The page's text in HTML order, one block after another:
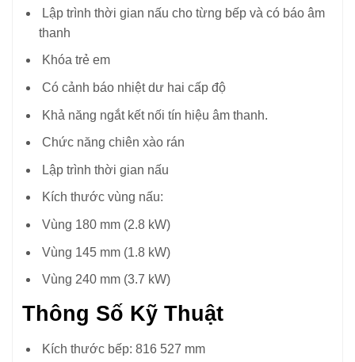
Lập trình thời gian nấu cho từng bếp và có báo âm
thanh
Khóa trẻ em
Có cảnh báo nhiệt dư hai cấp độ
Khả năng ngắt kết nối tín hiệu âm thanh.
Chức năng chiên xào rán
Lập trình thời gian nấu
Kích thước vùng nấu:
Vùng 180 mm (2.8 kW)
Vùng 145 mm (1.8 kW)
Vùng 240 mm (3.7 kW)
Thông Số Kỹ Thuật
Kích thước bếp: 816 527 mm